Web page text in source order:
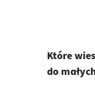
Które
do